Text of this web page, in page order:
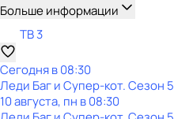
Больше информации
ТВ 3
Сегодня в 08:30
Леди Баг и Супер-кот. Сезон 5
10 августа, пн в 08:30